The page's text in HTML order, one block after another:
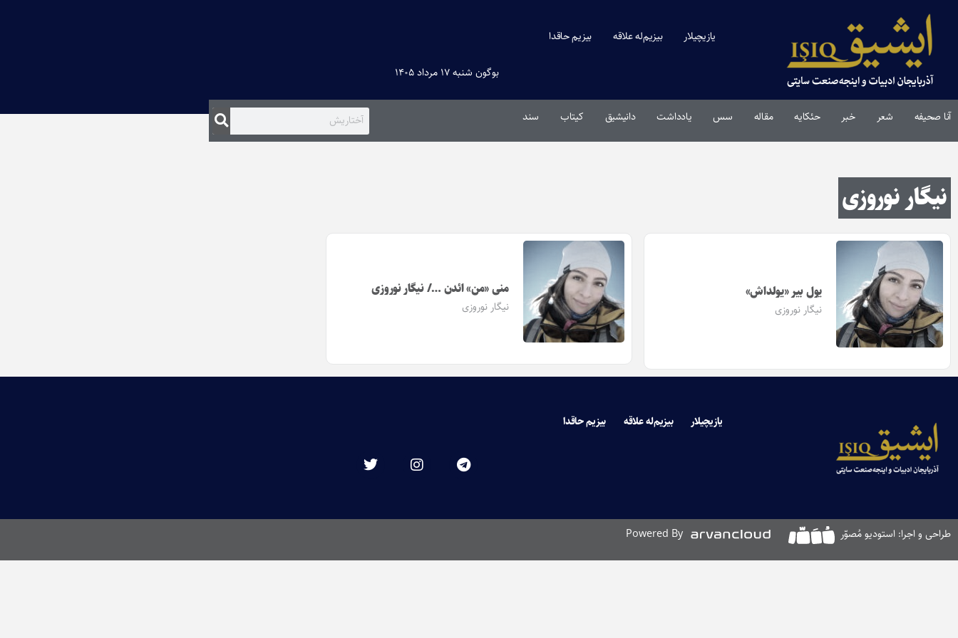
یازیچیلار بیزیم‌له علاقه بیزیم حاقدا
بوگون شنبه ۱۷ مرداد ۱۴۰۵
آنا صحیفه شعر خبر حئکایه مقاله‌ سس یادداشت دانیشیق کیتاب سند
نیگار نوروزی
یول بیر «یولداش»
نیگار نوروزی
منی «من» ائدن …/ نیگار نوروزی
نیگار نوروزی
یازیچیلار بیزیم‌له علاقه بیزیم حاقدا
طراحی و اجرا: استودیو مُصوّر Powered By